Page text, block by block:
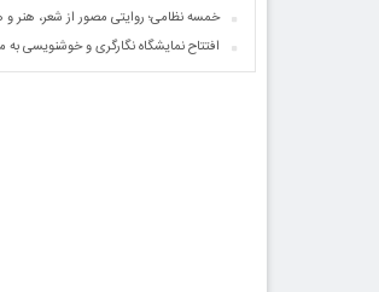
خمسه نظامی؛ روایتی مصور از شعر، هنر و
افتتاح نمایشگاه نگارگری و خوشنویسی